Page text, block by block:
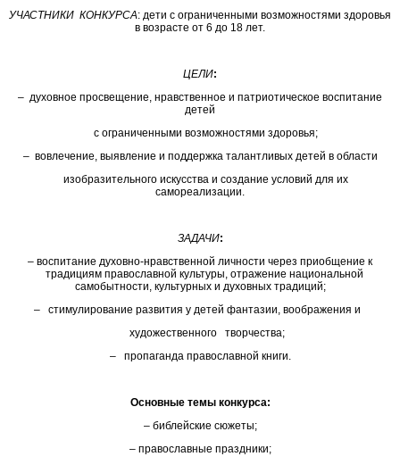
УЧАСТНИКИ КОНКУРСА: дети с ограниченными возможностями здоровья
в возрасте от 6 до 18 лет.
ЦЕЛИ:
– духовное просвещение, нравственное и патриотическое воспитание
детей
с ограниченными возможностями здоровья;
– вовлечение, выявление и поддержка талантливых детей в области
изобразительного искусства и создание условий для их
самореализации.
ЗАДАЧИ:
– воспитание духовно-нравственной личности через приобщение к
традициям православной культуры, отражение национальной
самобытности, культурных и духовных традиций;
– стимулирование развития у детей фантазии, воображения и
художественного творчества;
– пропаганда православной книги.
Основные темы конкурса:
– библейские сюжеты;
– православные праздники;